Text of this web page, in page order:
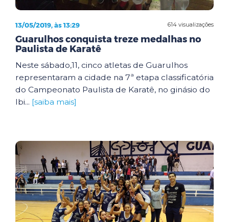
614 visualizações
13/05/2019, às 13:29
Guarulhos conquista treze medalhas no
Paulista de Karatê
Neste sábado,11, cinco atletas de Guarulhos
representaram a cidade na 7ª etapa classificatória
do Campeonato Paulista de Karatê, no ginásio do
Ibi... [saiba mais]